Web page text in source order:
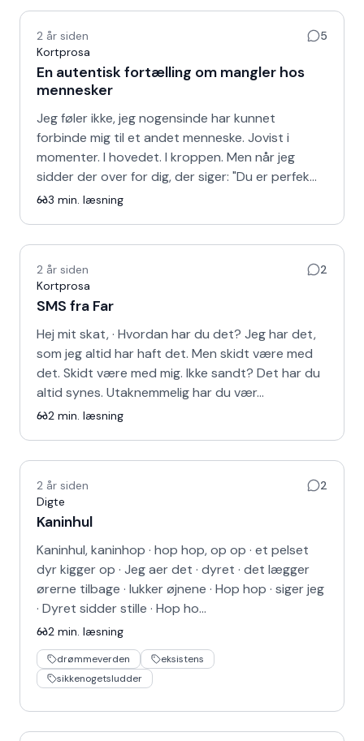
2 år siden
5
Kortprosa
En autentisk fortælling om mangler hos
mennesker
Jeg føler ikke, jeg nogensinde har kunnet
forbinde mig til et andet menneske. Jovist i
momenter. I hovedet. I kroppen. Men når jeg
sidder der over for dig, der siger: "Du er perfek…
3 min. læsning
2 år siden
2
Kortprosa
SMS fra Far
Hej mit skat, · Hvordan har du det? Jeg har det,
som jeg altid har haft det. Men skidt være med
det. Skidt være med mig. Ikke sandt? Det har du
altid synes. Utaknemmelig har du vær…
2 min. læsning
2 år siden
2
Digte
Kaninhul
Kaninhul, kaninhop · hop hop, op op · et pelset
dyr kigger op · Jeg aer det · dyret · det lægger
ørerne tilbage · lukker øjnene · Hop hop · siger jeg
· Dyret sidder stille · Hop ho…
2 min. læsning
drømmeverden
eksistens
sikkenogetsludder